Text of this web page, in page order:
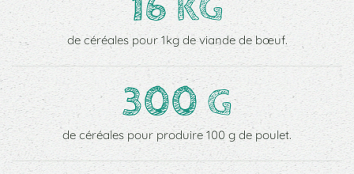
de céréales pour 1kg de viande de bœuf.
300 G
de céréales pour produire 100 g de poulet.